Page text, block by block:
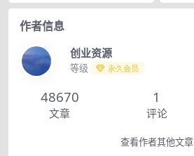
作者信息
创业资源
等级 永久会员
48670
文章
1
评论
查看作者其他文章